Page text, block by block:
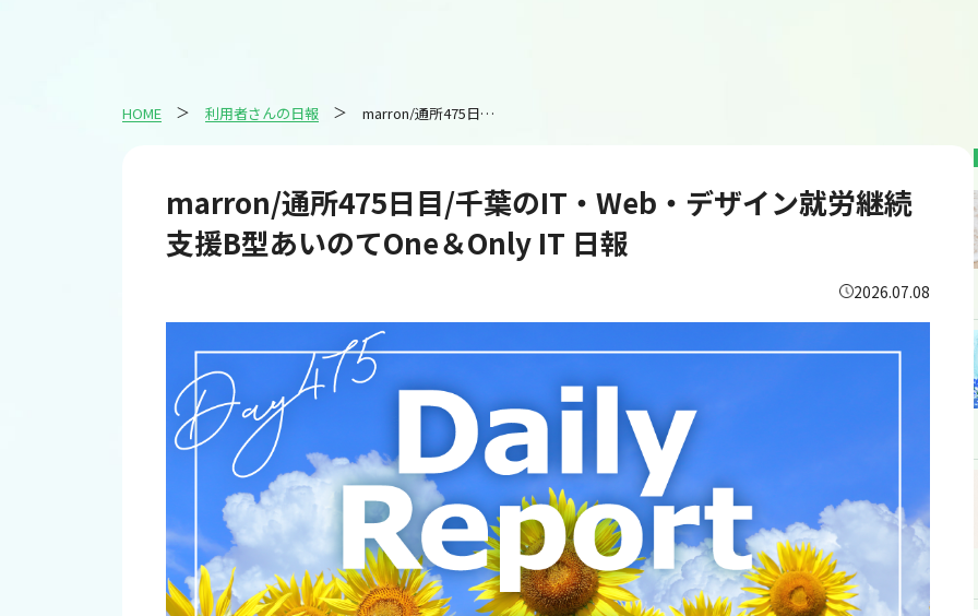
HOME 利用者さんの日報 marron/通所475日目/千葉のIT・Web・デザイン就労継続支援B型あいのてOne＆Only IT 日報
marron/通所475日目/千葉のIT・Web・デザイン就労継続
支援B型あいのてOne＆Only IT 日報
2026.07.08